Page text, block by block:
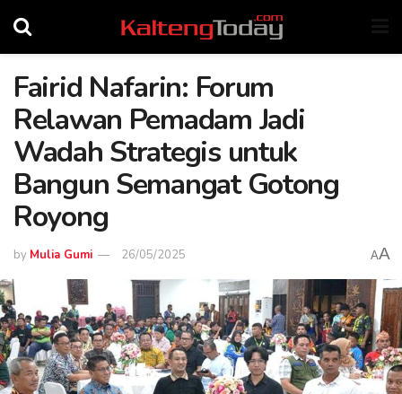
Fairid Nafarin: Forum
Relawan Pemadam Jadi
Wadah Strategis untuk
Bangun Semangat Gotong
Royong
by Mulia Gumi 26/05/2025 AA